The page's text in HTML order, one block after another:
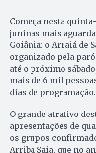
Começa nesta
juninas mais
Goiânia: o Arraiá de
organizado pela
até o próximo
mais de 6 mil
dias de programação.
O grande atrativo
apresentações de
os grupos
Arriba Saia, que no